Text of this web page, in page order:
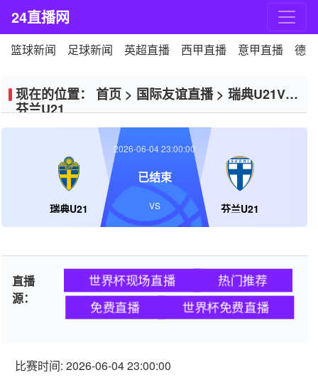
24直播网
篮球新闻 足球新闻 英超直播 西甲直播 意甲直播 德
现在的位置： 首页 > 国际友谊直播> 瑞典U21VS
芬兰U21
瑞典U21 芬兰U21
2026-06-04 23:00:00
已结束
VS
直播
源：
世界杯现场直播
热门推荐
免费直播
世界杯免费直播
比赛时间: 2026-06-04 23:00:00